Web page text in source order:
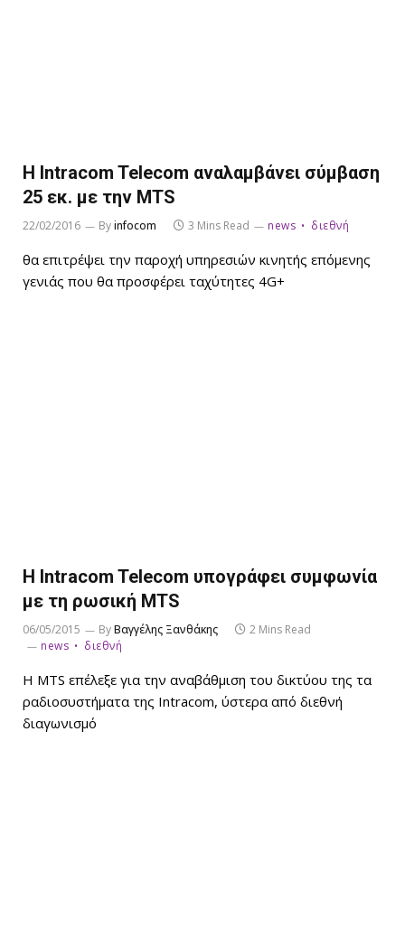
H Intracom Telecom αναλαμβάνει σύμβαση
25 εκ. με την MTS
22/02/2016 Byinfocom 3 Mins Read news διεθνή
θα επιτρέψει την παροχή υπηρεσιών κινητής επόμενης
γενιάς που θα προσφέρει ταχύτητες 4G+
Η Intracom Telecom υπογράφει συμφωνία
με τη ρωσική MTS
06/05/2015 ByΒαγγέλης Ξανθάκης
2 Mins Read
news
διεθνή
H MTS επέλεξε για την αναβάθμιση του δικτύου της τα
ραδιοσυστήματα της Intracom, ύστερα από διεθνή
διαγωνισμό